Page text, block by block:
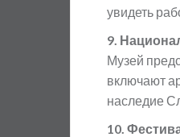
увидеть
9.
Музей
включают
наследие
10.